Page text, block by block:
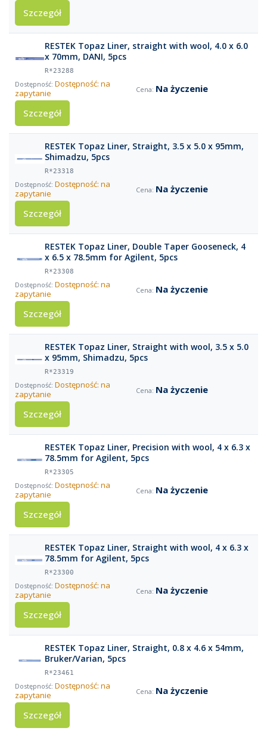
Szczegół
RESTEK Topaz Liner, straight with wool, 4.0 x 6.0
x 70mm, DANI, 5pcs
R*23288
Dostępność: na
zapytanie
Na życzenie
Szczegół
RESTEK Topaz Liner, Straight, 3.5 x 5.0 x 95mm,
Shimadzu, 5pcs
R*23318
Dostępność: na
zapytanie
Na życzenie
Szczegół
RESTEK Topaz Liner, Double Taper Gooseneck, 4
x 6.5 x 78.5mm for Agilent, 5pcs
R*23308
Dostępność: na
zapytanie
Na życzenie
Szczegół
RESTEK Topaz Liner, Straight with wool, 3.5 x 5.0
x 95mm, Shimadzu, 5pcs
R*23319
Dostępność: na
zapytanie
Na życzenie
Szczegół
RESTEK Topaz Liner, Precision with wool, 4 x 6.3 x
78.5mm for Agilent, 5pcs
R*23305
Dostępność: na
zapytanie
Na życzenie
Szczegół
RESTEK Topaz Liner, Straight with wool, 4 x 6.3 x
78.5mm for Agilent, 5pcs
R*23300
Dostępność: na
zapytanie
Na życzenie
Szczegół
RESTEK Topaz Liner, Straight, 0.8 x 4.6 x 54mm,
Bruker/Varian, 5pcs
R*23461
Dostępność: na
zapytanie
Na życzenie
Szczegół